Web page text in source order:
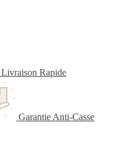
Livraison Rapide
Garantie Anti-Casse